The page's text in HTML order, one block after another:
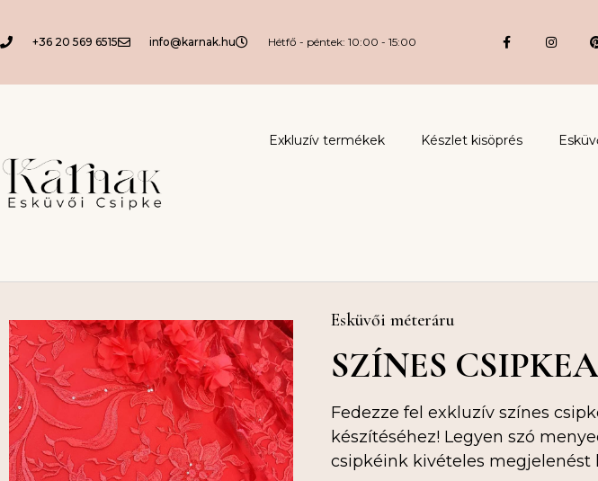
+36 20 569 6515 info@karnak.hu Hétfő - péntek: 10:00 - 15:00
Exkluzív termékek Készlet kisöprés
Esküvői méteráru
SZÍNES
Fedezze fel exkluzív színes
készítéséhez! Legyen szó
csipkéink kivételes